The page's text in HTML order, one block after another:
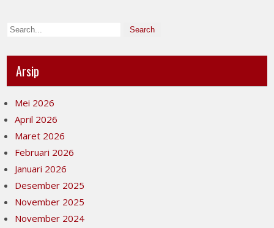
Arsip
Mei 2026
April 2026
Maret 2026
Februari 2026
Januari 2026
Desember 2025
November 2025
November 2024